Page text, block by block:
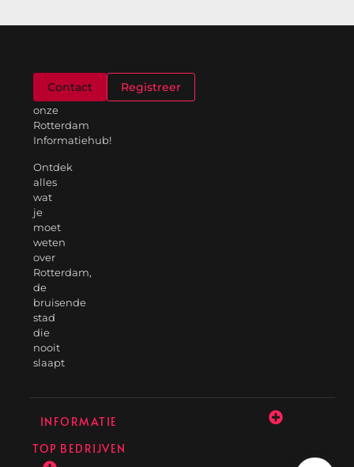
Welkom
onze
Rotterdam
Informatiehub!
Ontdek
alles
wat
je
moet
weten
over
Rotterdam,
de
bruisende
stad
die
nooit
slaapt
Contact Registreer
INFORMATIE
TOP BEDRIJVEN